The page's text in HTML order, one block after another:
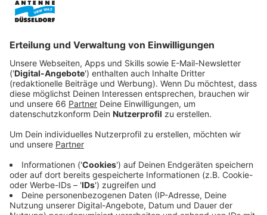
Anlass ist die aktuelle Vollsperrung derBonner
Nordbrücke. Laut IHK ist das längst kein lokales
Problem mehr.
Jede dritte Rheinbrücke für LKW gesperrt
Anzeige